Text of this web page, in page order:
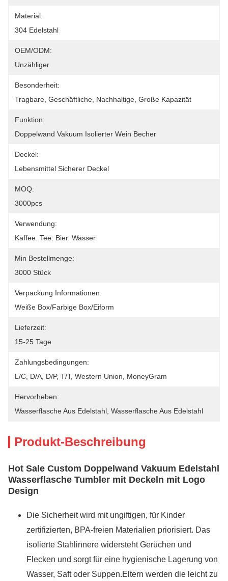
Material:
304 Edelstahl
OEM/ODM:
Unzähliger
Besonderheit:
Tragbare, Geschäftliche, Nachhaltige, Große Kapazität
Funktion:
Doppelwand Vakuum Isolierter Wein Becher
Deckel:
Lebensmittel Sicherer Deckel
MOQ:
3000pcs
Verwendung:
Kaffee. Tee. Bier. Wasser
Min Bestellmenge:
3000 Stück
Verpackung Informationen:
Weiße Box/farbige Box/Eiform
Lieferzeit:
15-25 Tage
Zahlungsbedingungen:
L/C, D/A, D/P, T/T, Western Union, MoneyGram
Hervorheben:
Wasserflasche Aus Edelstahl Wasserflasche Aus Edelstahl
Produkt-Beschreibung
Hot Sale Custom Doppelwand Vakuum Edelstahl
Wasserflasche Tumbler mit Deckeln mit Logo
Design
Die Sicherheit wird mit ungiftigen, für Kinder
zertifizierten, BPA-freien Materialien priorisiert. Das
isolierte Stahlinnere widersteht Gerüchen und
Flecken und sorgt für eine hygienische Lagerung von
Wasser, Saft oder Suppen.Eltern werden die leicht zu